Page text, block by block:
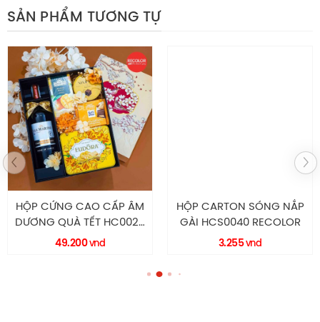
cấp của hộp còn giúp chiếc hộp có thể trở thành
món quà tặng ý nghĩa cho khách hàng.
SẢN PHẨM TƯƠNG TỰ
HỘP CỨNG CAO CẤP ÂM
DƯƠNG QUÀ TẾT HC0028
RECOLOR
49.200vnd
HỘP CARTON SÓNG NẮP
GÀI HCS0040 RECOLOR
3.255vnd